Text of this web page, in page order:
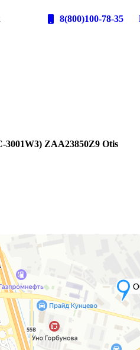
8(800)100-78-35
3001W3) ZAA23850Z9 Otis